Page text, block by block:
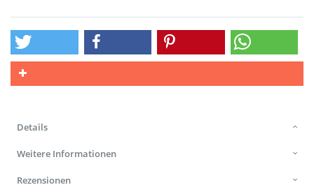
Details
Weitere Informationen
Rezensionen